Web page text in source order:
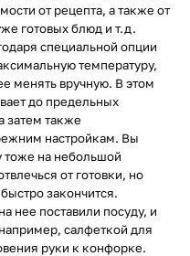
от рецепта, а также от
готовых блюд и т.д.
специальной опции
температуру,
менять вручную. В этом
до предельных
затем также
настройкам. Вы
тоже на небольшой
от готовки, но
закончится.
нее поставили посуду, и
салфеткой для
руки к конфорке.